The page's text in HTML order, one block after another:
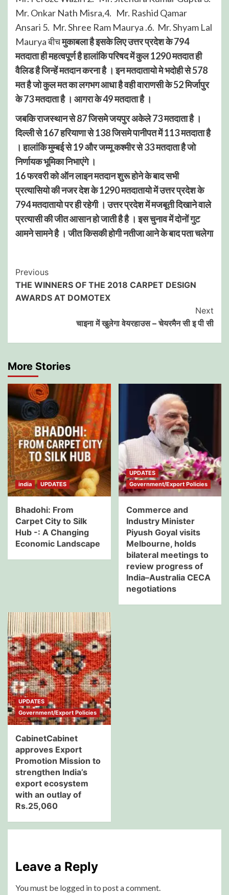
Mr. Onkar Nath Misra,4. Mr. Rashid Qamar
Ansari 5. Mr. Shree Ram Maurya .6. Mr. Shyam Lal
Maurya बीचमुकाबला है इसके लिए उत्तर प्रदेश के 794
मतदाता ही महत्वपूर्ण है हालांकि परिषद में कुल 1290 मतदात ही
वैलिड है जिन्हें मतदान करना है । इन मतदातायो मे भदोही से 578
मत है जो कुल मत का लगभग आधा है वही वाराणसी के 52 मिर्जापुर
के 73 मतदाता है । आगरा के 49 मतदाता है ।
जबकि राजस्थान से 87 जिसमे जयपुर अकेले 73 मतदाता है ।
दिल्ली से 167 हरियाणा से 138 जिसमे पानीपत में 113 मतदाता है
। हालांकि मुम्बई से 19 और जम्मू कश्मीर से 33 मतदाता है जो
निर्णायक भूमिका निभाएंगे ।
16 फरवरी को ऑन लाइन मतदान शुरू होने के बाद सभी
प्रत्यासियो की नजर देश के 1290 मतदातायो में उत्तर प्रदेश के
794 मतदातायो पर ही रहेगी । उत्तर प्रदेश में मजबूती दिखाने वाले
प्रत्यासी की जीत आसान हो जाती है है । इस चुनाव में दोनों गुट
आमने सामने है । जीत किसकी होगी नतीजा आने के बाद पता चलेगा
Post
Navigation
Previous
THE WINNERS OF THE 2018 CARPET DESIGN
AWARDS AT DOMOTEX
Next
चाइना में खुलेगा वेयरहाउस – चेयरमैन सी इ पी सी
More Stories
india UPDATES
Bhadohi: From
Carpet City to Silk
Hub -: A Changing
Economic Landscape
UPDATES
Government/Export Policies
Commerce and
Industry Minister
Piyush Goyal visits
Melbourne, holds
bilateral meetings to
review progress of
India–Australia CECA
negotiations
UPDATES
Government/Export Policies
CabinetCabinet
approves Export
Promotion Mission to
strengthen India’s
export ecosystem
with an outlay of
Rs.25,060
Leave a Reply
You must be logged into post a comment.